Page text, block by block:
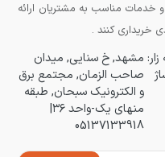
مناسب به مشتریان ارائه
خریداری کنند .
مشهد, خ سنایی, میدان
صاحب الزمان, مجتمع برق
و الکترونیک سبحان, طبقه
منهای یک-واحد ۳۶|
05137133918